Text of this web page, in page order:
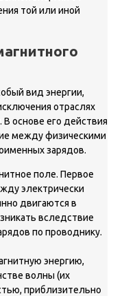
той или иной
вид энергии,
отраслях
основе его действия
между физическими
зарядов.
поле. Первое
электрически
двигаются в
вследствие
по проводнику.
энергию,
волны (их
приблизительно